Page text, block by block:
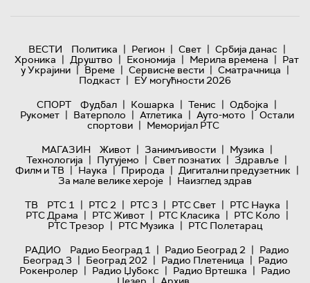
ВЕСТИ Политика | Регион | Свет | Србија данас |
Хроника | Друштво | Економија | Мерила времена | Рат
у Украјини | Време | Сервисне вести | Сматрачница |
Подкаст | ЕУ могућности 2026
СПОРТ
Фудбал | Кошарка | Тенис | Одбојка |
Рукомет | Ватерполо | Атлетика | Ауто-мото | Остали
спортови | Меморијал РТС
МАГАЗИН
Живот | Занимљивости | Музика |
Технологијa | Путујемо | Свет познатих | Здравље |
Филм и ТВ | Наука | Природа | Дигитални предузетник |
За мале велике хероје | Наизглед здрав
ТВ
РТС 1 | РТС 2 | РТС 3 | РТС Свет | РТС Наука |
РТС Драма | РТС Живот | РТС Класика | РТС Коло |
РТС Трезор | РТС Музика | РТС Полетарац
РАДИО
Радио Београд 1 | Радио Београд 2 | Радио
Београд 3 | Београд 202 | Радио Плетеница | Радио
Рокенролер | Радио Џубокс | Радио Вртешка | Радио